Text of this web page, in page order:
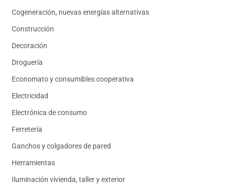
Cogeneración, nuevas energías alternativas
Construcción
Decoración
Droguería
Economato y consumibles cooperativa
Electricidad
Electrónica de consumo
Ferretería
Ganchos y colgadores de pared
Herramientas
Iluminación vivienda, taller y exterior